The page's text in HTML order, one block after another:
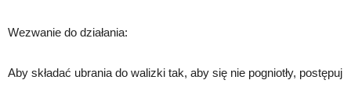
Wezwanie do działania:
Aby składać ubrania do walizki tak, aby się nie pogniotły, postępuj